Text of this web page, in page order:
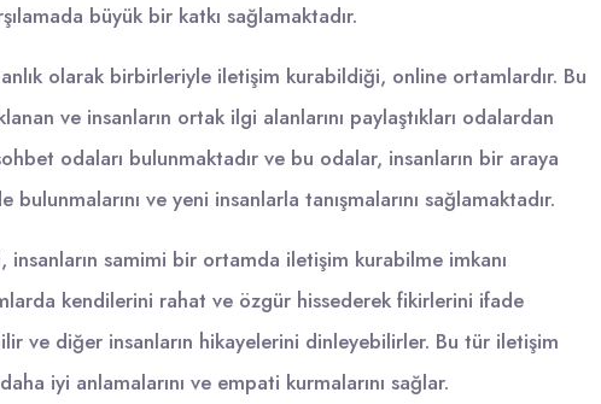
büyük bir katkı sağlamaktadır.
olarak birbirleriyle iletişim kurabildiği, online ortamlardır. Bu
ve insanların ortak ilgi alanlarını paylaştıkları odalardan
odaları bulunmaktadır ve bu odalar, insanların bir araya
bulunmalarını ve yeni insanlarla tanışmalarını sağlamaktadır.
insanların samimi bir ortamda iletişim kurabilme imkanı
kendilerini rahat ve özgür hissederek fikirlerini ifade
ve diğer insanların hikayelerini dinleyebilirler. Bu tür iletişim
iyi anlamalarını ve empati kurmalarını sağlar.